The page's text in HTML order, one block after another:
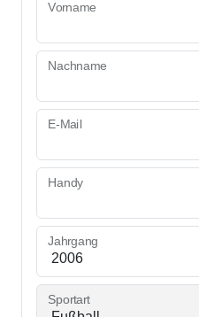
Vorname
Nachname
E-Mail
Handy
Jahrgang
Sportart